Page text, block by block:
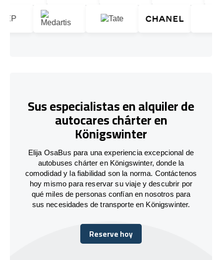
Sus especialistas en alquiler de
autocares chárter en
Königswinter
Elija OsaBus para una experiencia excepcional de
autobuses chárter en Königswinter, donde la
comodidad y la fiabilidad son la norma. Contáctenos
hoy mismo para reservar su viaje y descubrir por
qué miles de personas confían en nosotros para
sus necesidades de transporte en Königswinter.
Reserve hoy
Reserve hoy